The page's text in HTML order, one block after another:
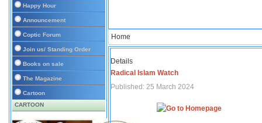
Happy Hour
Announcement
Coptic Forum
Join us/ Standing Order
Books on sale
The Magazine
Cartoon
CARTOON
Home
Details
Radical Islam Watch
Published: 25 March 2024